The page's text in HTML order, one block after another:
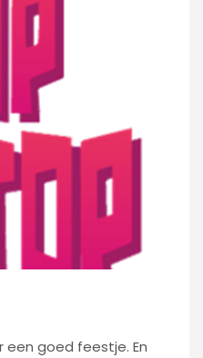
een goed feestje. En